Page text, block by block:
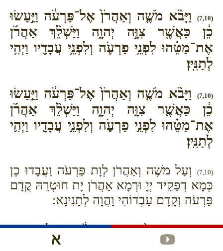
(7,10)
וַיָּבֹ֨א מֹשֶׁ֤ה וְאַהֲרֹן֙ אֶל־פַּרְעֹ֔ה וַיַּ֣עַשׂוּ
כֵ֔ן כַּאֲשֶׁ֖ר צִוָּ֣ה יְהוָ֑ה וַיַּשְׁלֵ֨ךְ אַהֲרֹ֜ן
אֶת־מַטֵּ֗הוּ לִפְנֵ֥י פַרְעֹ֛ה וְלִפְנֵ֥י עֲבָדָ֖יו וַיְהִ֥י
לְתַנִּֽין׃
(7,10)
וַיָּבֹ֨א מֹשֶׁ֤ה וְאַהֲרֹן֙ אֶל־פַּרְעֹ֔ה וַיַּ֣עַשׂוּ
כֵ֔ן כַּאֲשֶׁ֖ר צִוָּ֣ה יְהוָ֑ה וַיַּשְׁלֵ֨ךְ אַהֲרֹ֜ן
אֶת־מַטֵּ֗הוּ לִפְנֵ֥י פַרְעֹ֛ה וְלִפְנֵ֥י עֲבָדָ֖יו וַיְהִ֥י
לְתַנִּֽין׃
(7,10)
וְעַל משֶׁה וְאַהֲרֹן לְוָת פַּרְעֹה וַעֲבָדוּ כֵן
כְּמָא דְפַקֵיד יְיָ וּרְמָא אַהֲרֹן יָת חוּטְרֵהּ קֳדָם
פַּרְעֹה וְקָדָם עַבְדוֹהִי וַהֲוָה לְתַנִינָא:
וַיִּקְרָא֙ גַּם־פַּרְעֹ֔ה לַֽחֲכָמִ֖ים
וְלַֽמְכַשְּׁפִ֑ים וַיַּֽעֲשׂ֨וּ גַם־הֵ֜ם חַרְטֻמֵּ֥י מִצְרַ֛יִם